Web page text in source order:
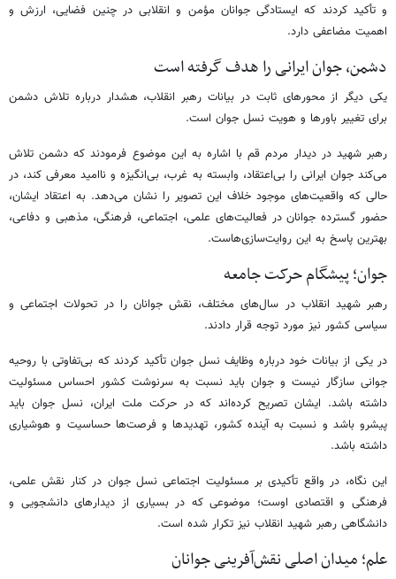
و تأکید کردند که ایستادگی جوانان مؤمن و انقلابی در چنین فضایی، ارزش و
اهمیت مضاعفی دارد.
دشمن، جوان ایرانی را هدف گرفته است
یکی دیگر از محورهای ثابت در بیانات رهبر انقلاب، هشدار درباره تلاش دشمن
برای تغییر باورها و هویت نسل جوان است.
رهبر شهید در دیدار مردم قم با اشاره به این موضوع فرمودند که دشمن تلاش
می‌کند جوان ایرانی را بی‌اعتقاد، وابسته به غرب، بی‌انگیزه و ناامید معرفی کند، در
حالی که واقعیت‌های موجود خلاف این تصویر را نشان می‌دهد. به اعتقاد ایشان،
حضور گسترده جوانان در فعالیت‌های علمی، اجتماعی، فرهنگی، مذهبی و دفاعی،
بهترین پاسخ به این روایت‌سازی‌هاست.
جوان؛ پیشگام حرکت جامعه
رهبر شهید انقلاب در سال‌های مختلف، نقش جوانان را در تحولات اجتماعی و
سیاسی کشور نیز مورد توجه قرار دادند.
در یکی از بیانات خود درباره وظایف نسل جوان تأکید کردند که بی‌تفاوتی با روحیه
جوانی سازگار نیست و جوان باید نسبت به سرنوشت کشور احساس مسئولیت
داشته باشد. ایشان تصریح کرده‌اند که در حرکت ملت ایران، نسل جوان باید
پیشرو باشد و نسبت به آینده کشور، تهدیدها و فرصت‌ها حساسیت و هوشیاری
داشته باشد.
این نگاه، در واقع تأکیدی بر مسئولیت اجتماعی نسل جوان در کنار نقش علمی،
فرهنگی و اقتصادی اوست؛ موضوعی که در بسیاری از دیدارهای دانشجویی و
دانشگاهی رهبر شهید انقلاب نیز تکرار شده است.
علم؛ میدان اصلی نقش‌آفرینی جوانان